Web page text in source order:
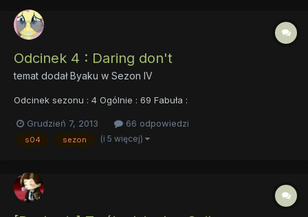
Odcinek 4 : Daring don't
temat dodałByaku w Sezon IV
Odcinek sezonu : 4 Ogólnie : 69 Fabuła :
Grudzień 7, 2013 66 odpowiedzi
s04 sezon (i 5 więcej)